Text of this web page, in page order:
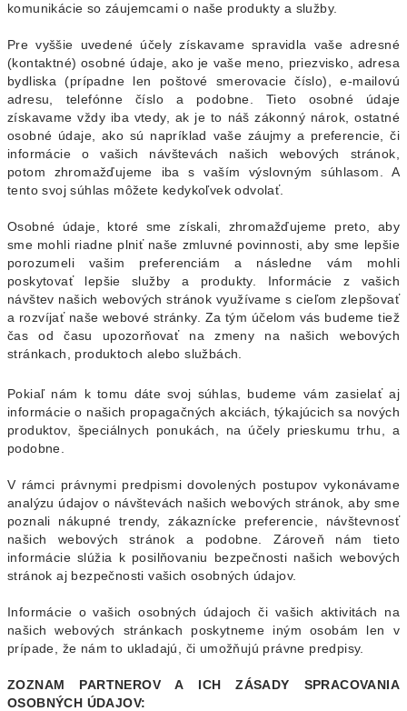
komunikácie so záujemcami o naše produkty a služby.
Pre vyššie uvedené účely získavame spravidla vaše adresné
(kontaktné) osobné údaje, ako je vaše meno, priezvisko, adresa
bydliska (prípadne len poštové smerovacie číslo), e-mailovú
adresu, telefónne číslo a podobne. Tieto osobné údaje
získavame vždy iba vtedy, ak je to náš zákonný nárok, ostatné
osobné údaje, ako sú napríklad vaše záujmy a preferencie, či
informácie o vašich návštevách našich webových stránok,
potom zhromažďujeme iba s vaším výslovným súhlasom. A
tento svoj súhlas môžete kedykoľvek odvolať.
Osobné údaje, ktoré sme získali, zhromažďujeme preto, aby
sme mohli riadne plniť naše zmluvné povinnosti, aby sme lepšie
porozumeli vašim preferenciám a následne vám mohli
poskytovať lepšie služby a produkty. Informácie z vašich
návštev našich webových stránok využívame s cieľom zlepšovať
a rozvíjať naše webové stránky. Za tým účelom vás budeme tiež
čas od času upozorňovať na zmeny na našich webových
stránkach, produktoch alebo službách.
Pokiaľ nám k tomu dáte svoj súhlas, budeme vám zasielať aj
informácie o našich propagačných akciách, týkajúcich sa nových
produktov, špeciálnych ponukách, na účely prieskumu trhu, a
podobne.
V rámci právnymi predpismi dovolených postupov vykonávame
analýzu údajov o návštevách našich webových stránok, aby sme
poznali nákupné trendy, zákaznícke preferencie, návštevnosť
našich webových stránok a podobne. Zároveň nám tieto
informácie slúžia k posilňovaniu bezpečnosti našich webových
stránok aj bezpečnosti vašich osobných údajov.
Informácie o vašich osobných údajoch či vašich aktivitách na
našich webových stránkach poskytneme iným osobám len v
prípade, že nám to ukladajú, či umožňujú právne predpisy.
ZOZNAM PARTNEROV A ICH ZÁSADY SPRACOVANIA
OSOBNÝCH ÚDAJOV: